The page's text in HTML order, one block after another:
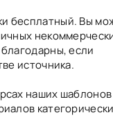
бесплатный. Вы
если
источника.
наших шаблонов